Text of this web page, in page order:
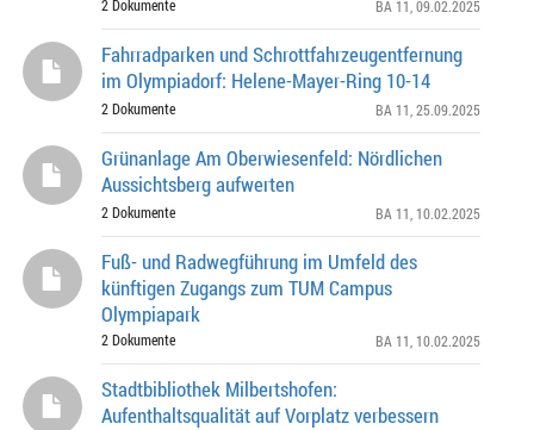
2 Dokumente BA 11 , 09.02.2025
Fahrradparken und Schrottfahrzeugentfernung
im Olympiadorf: Helene-Mayer-Ring 10-14
2 Dokumente BA 11 , 25.09.2025
Grünanlage Am Oberwiesenfeld: Nördlichen
Aussichtsberg aufwerten
2 Dokumente BA 11 , 10.02.2025
Fuß- und Radwegführung im Umfeld des
künftigen Zugangs zum TUM Campus
Olympiapark
2 Dokumente BA 11 , 10.02.2025
Stadtbibliothek Milbertshofen:
Aufenthaltsqualität auf Vorplatz verbessern